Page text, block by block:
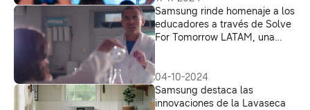
Samsung rinde homenaje a los
educadores a través de Solve
For Tomorrow LATAM, una
04-10-2024
Samsung destaca las
innovaciones de la Lavaseca